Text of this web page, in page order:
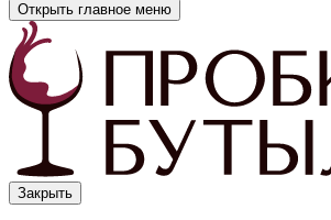
Открыть главное меню
Закрыть